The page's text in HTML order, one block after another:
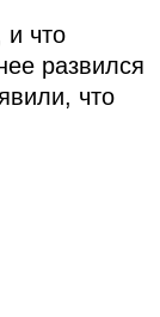
и что
развился
что